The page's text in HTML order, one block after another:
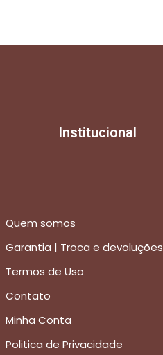
Institucional
Quem somos
Garantia | Troca e devoluções
Termos de Uso
Contato
Minha Conta
Politica de Privacidade